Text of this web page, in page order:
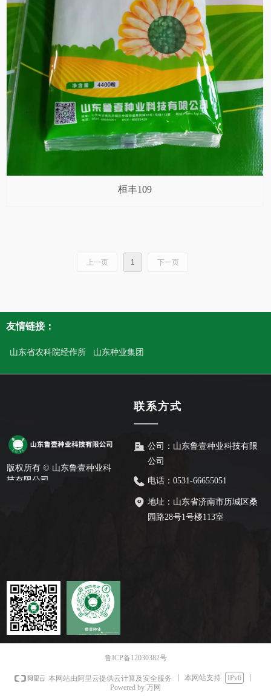
桓丰109
上一页 1 下一页
版权所有 © 山东鲁壹种业科
技有限公司
联系方式
——
公司： 山东鲁壹种业科技有限
公司
电话： 0531-66655051
地址： 山东省济南市历城区桑
园路28号1号楼113室
友情链接：
山东省农科院经作所 山东种业集团
鲁ICP备12030382号
本网站由阿里云提供云计算及安全服务 本网站支持
IPv6
Powered by 万网